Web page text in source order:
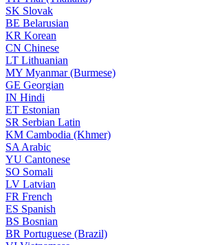
SK Slovak
BE Belarusian
KR Korean
CN Chinese
LT Lithuanian
MY Myanmar (Burmese)
GE Georgian
IN Hindi
ET Estonian
SR Serbian Latin
KM Cambodia (Khmer)
SA Arabic
YU Cantonese
SO Somali
LV Latvian
FR French
ES Spanish
BS Bosnian
BR Portuguese (Brazil)